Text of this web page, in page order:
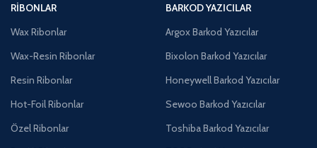
RIBONLAR
Wax Ribonlar
Wax-Resin Ribonlar
Resin Ribonlar
Hot-Foil Ribonlar
Özel Ribonlar
BARKOD YAZICILAR
Argox Barkod Yazıcılar
Bixolon Barkod Yazıcılar
Honeywell Barkod Yazıcılar
Sewoo Barkod Yazıcılar
Toshiba Barkod Yazıcılar